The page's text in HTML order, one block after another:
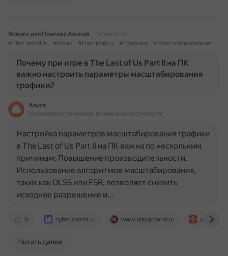
Вопрос для Поиска с Алисой
12 августа
#TheLastofUs
#Игры #Настройки #Графика #Масштабирование
Почему при игре в The Last of Us Part II на ПК
важно настроить параметры масштабирования
графики?
Алиса
На основе источников, возможны неточности
0 cyber.sports.ru www.playground.ru
Настройка параметров масштабирования графики
в The Last of Us Part II на ПК важна по нескольким
причинам: Повышение производительности.
Использование алгоритмов масштабирования,
таких как DLSS или FSR, позволяет снизить
исходное разрешение и…
Читать далее